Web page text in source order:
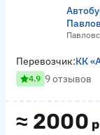
≈ 2000
Перевозчик:КК
4.9 9 отзывов